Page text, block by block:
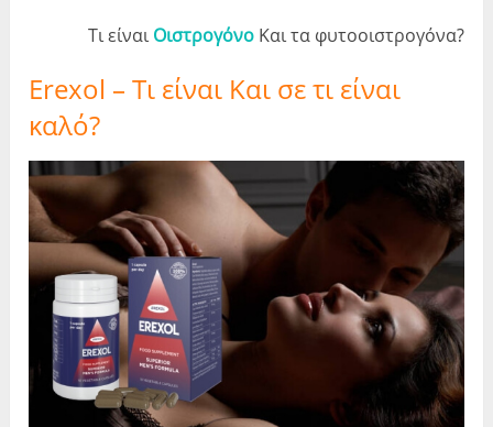
Τι είναι ΟιστρογόνοΚαι τα φυτοοιστρογόνα?
Erexol – Τι είναι Και σε τι είναι
καλό?